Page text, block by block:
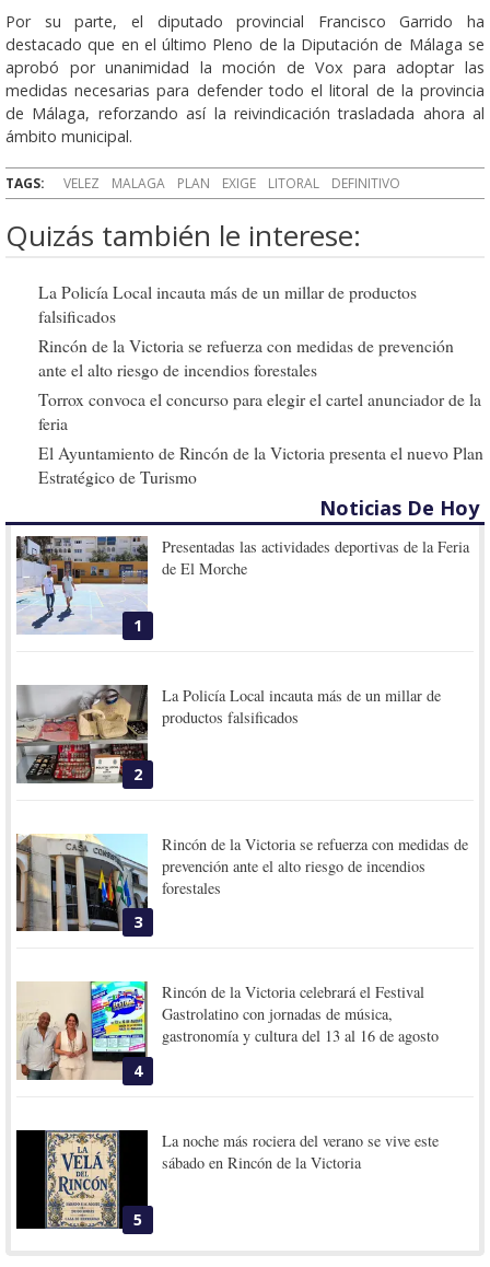
Por su parte, el diputado provincial Francisco Garrido ha
destacado que en el último Pleno de la Diputación de Málaga se
aprobó por unanimidad la moción de Vox para adoptar las
medidas necesarias para defender todo el litoral de la provincia
de Málaga, reforzando así la reivindicación trasladada ahora al
ámbito municipal.
TAGS: VELEZ MALAGA PLAN EXIGE LITORAL DEFINITIVO
Quizás también le interese:
La Policía Local incauta más de un millar de productos
falsificados
Rincón de la Victoria se refuerza con medidas de prevención
ante el alto riesgo de incendios forestales
Torrox convoca el concurso para elegir el cartel anunciador de la
feria
El Ayuntamiento de Rincón de la Victoria presenta el nuevo Plan
Estratégico de Turismo
Noticias De Hoy
1
Presentadas las actividades deportivas de la Feria
de El Morche
2
La Policía Local incauta más de un millar de
productos falsificados
3
Rincón de la Victoria se refuerza con medidas de
prevención ante el alto riesgo de incendios
forestales
4
Rincón de la Victoria celebrará el Festival
Gastrolatino con jornadas de música,
gastronomía y cultura del 13 al 16 de agosto
5
La noche más rociera del verano se vive este
sábado en Rincón de la Victoria